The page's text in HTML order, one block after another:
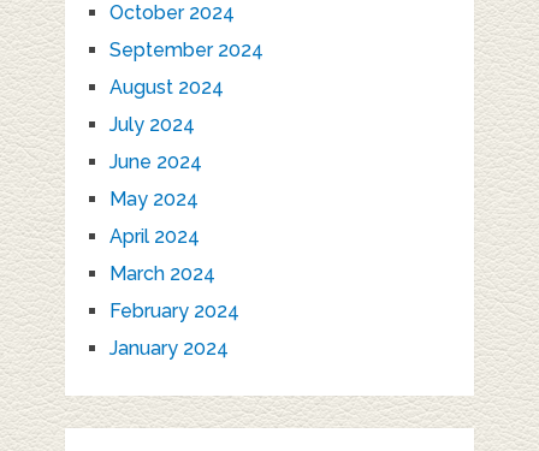
October 2024
September 2024
August 2024
July 2024
June 2024
May 2024
April 2024
March 2024
February 2024
January 2024